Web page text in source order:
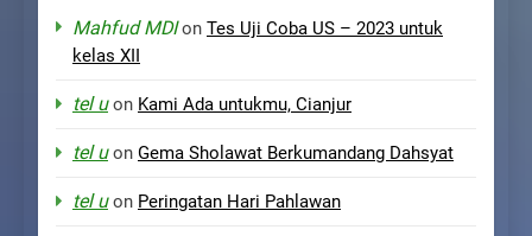
Mahfud MDIon Tes Uji Coba US – 2023 untuk
kelas XII
tel uon Kami Ada untukmu, Cianjur
tel uon Gema Sholawat Berkumandang Dahsyat
tel uon Peringatan Hari Pahlawan